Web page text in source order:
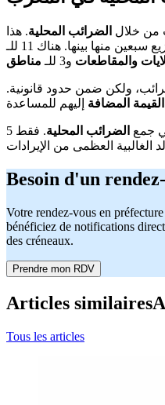
من خلال الضرائب المحلية. هذا
والمقاطعات و3 للـ مناطق
ولكن ضمن حدود قانونية.
المضافة
جمع الضرائب المحلية
. فقط 5
Besoin d'un
Votre rendez-vous en
bénéficiez de notifications
des créneaux.
Prendre mon RDV
Articles similaires
Tous les articles